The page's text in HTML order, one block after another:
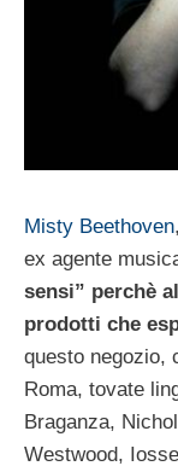
Misty Beethoven
ex agente
sensi” perchè
prodotti che
questo negozio,
Roma, tovate
Braganza,
Westwood,